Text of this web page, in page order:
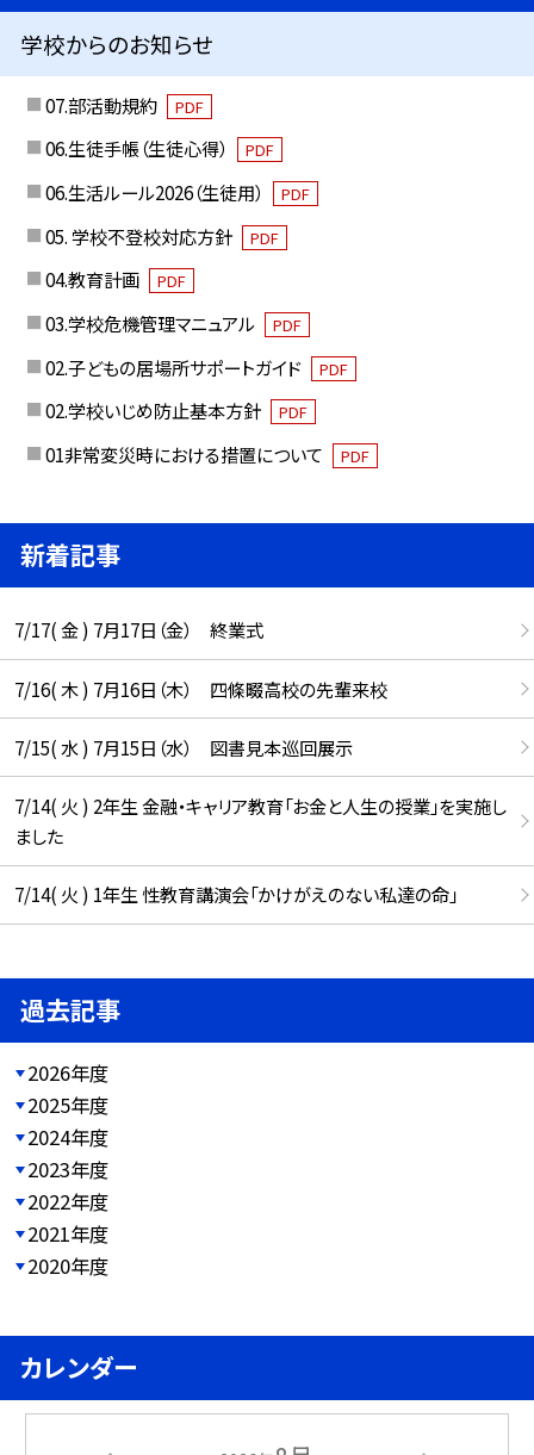
学校からのお知らせ
07.部活動規約 PDF
06.生徒手帳（生徒心得） PDF
06.生活ルール2026（生徒用） PDF
05. 学校不登校対応方針 PDF
04.教育計画 PDF
03.学校危機管理マニュアル PDF
02.子どもの居場所サポートガイド PDF
02.学校いじめ防止基本方針 PDF
01非常変災時における措置について PDF
新着記事
7/17( 金 ) 7月17日（金） 終業式
7/16( 木 ) 7月16日（木） 四條畷高校の先輩来校
7/15( 水 ) 7月15日（水） 図書見本巡回展示
7/14( 火 ) 2年生 金融・キャリア教育「お金と人生の授業」を実施し
ました
7/14( 火 ) 1年生 性教育講演会「かけがえのない私達の命」
過去記事
2026年度
2025年度
2024年度
2023年度
2022年度
2021年度
2020年度
カレンダー